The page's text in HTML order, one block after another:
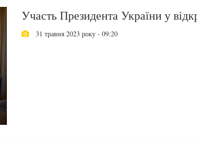
Участь Президента України у
31 травня 2023 року - 09:20